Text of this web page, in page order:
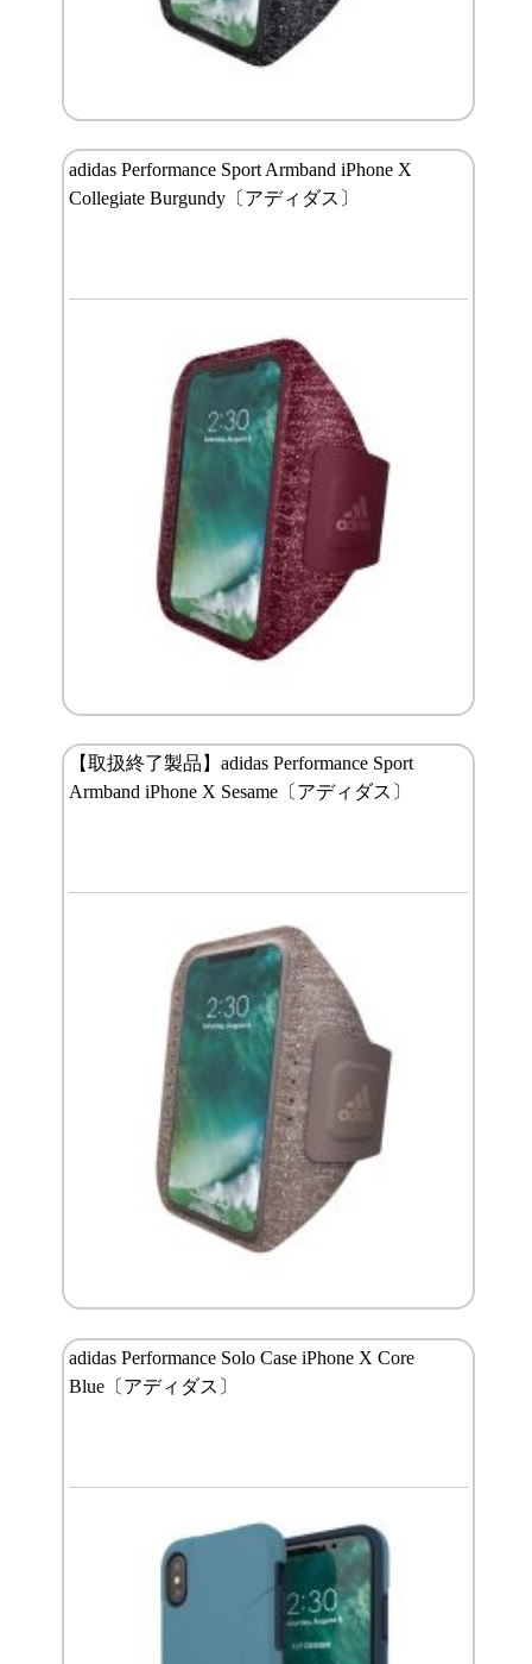
adidas Performance Sport Armband iPhone X
Collegiate Burgundy〔アディダス〕
【取扱終了製品】adidas Performance Sport
Armband iPhone X Sesame〔アディダス〕
adidas Performance Solo Case iPhone X Core
Blue〔アディダス〕